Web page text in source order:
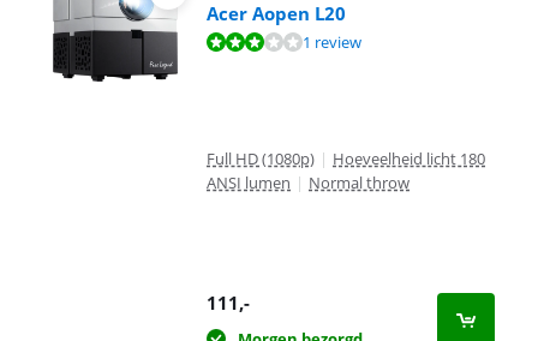
Acer Aopen L20
Beoordeling is 6,0 van de 10, gebaseerd op 1 review.
1 review
Full HD (1080p) | Hoeveelheid licht 180
ANSI lumen | Normal throw
111,-